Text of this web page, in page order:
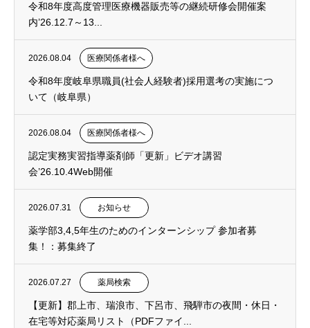
令和8年度高度管理医療機器販売等の継続研修会開催案
内’26.12.7～13...
2026.08.04 医療関係者様へ
令和8年度岐阜県職員(社会人経験者)採用選考の実施につ
いて（岐阜県）
2026.08.04 医療関係者様へ
認定実務実習指導薬剤師「更新」ビデオ講習
会’26.10.4Web開催
2026.07.31 お知らせ
薬学部3,4,5年生のためのインターンシップ 参加者募
集！：募集終了
2026.07.27 薬局検索
【更新】郡上市、瑞浪市、下呂市、飛騨市の夜間・休日・
在宅等対応薬局リスト（PDFファイ...